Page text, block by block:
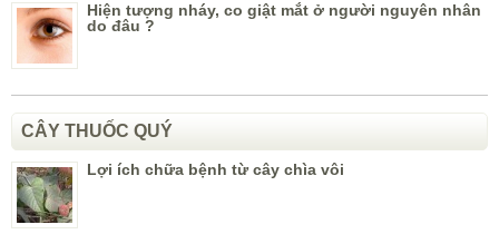
Hiện tượng nháy, co giật mắt ở người nguyên nhân
do đâu ?
CÂY THUỐC QUÝ
Lợi ích chữa bệnh từ cây chìa vôi